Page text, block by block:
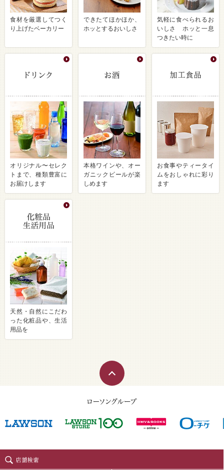
食材を厳選してつく
り上げたベーカリー
できたてほかほか、
ホッとするおいしさ
気軽に食べられるお
いしさ ホッと一息
つきたい時に
オリジナル〜セレク
トまで、種類豊富に
お届けします
本格ワインや、オー
ガニックビールが楽
しめます
お食事やティータイ
ムをおしゃれに彩り
ます
天然・自然にこだわ
った化粧品や、生活
用品を